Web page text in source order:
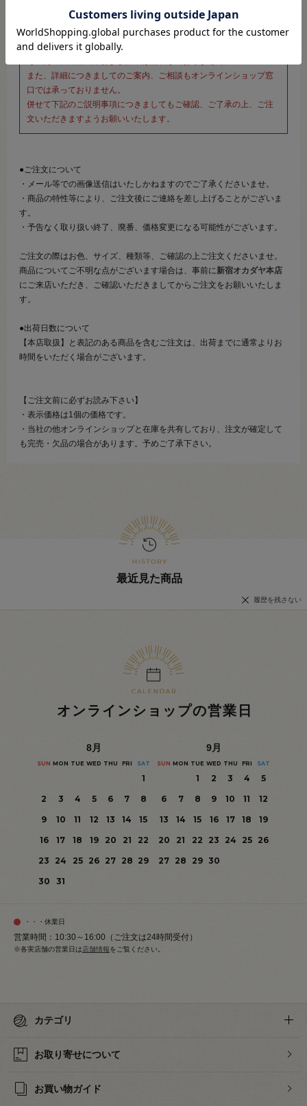
※新宿オカダヤ本店お取り扱い商品のご注文専用ページです※
こちらのページは、店頭にてあらかじめ商品詳細および商品コード
をご確認いただいた上でご注文いただけるページです。
また、詳細につきましてのご案内、ご相談もオンラインショップ窓
口では承っておりません。
併せて下記のご説明事項につきましてもご確認、ご了承の上、ご注
文いただきますようお願いいたします。
●ご注文について
・メール等での画像送信はいたしかねますのでご了承くださいませ。
・商品の特性等により、ご注文後にご連絡を差し上げることがございま
す。
・予告なく取り扱い終了、廃番、価格変更になる可能性がございます。
ご注文の際はお色、サイズ、種類等、ご確認の上ご注文くださいませ。
商品についてご不明な点がございます場合は、事前に新宿オカダヤ本店
にご来店いただき、ご確認いただきましてからご注文をお願いいたしま
す。
●出荷日数について
【本店取扱】と表記のある商品を含むご注文は、出荷までに通常よりお
時間をいただく場合がございます。
【ご注文前に必ずお読み下さい】
・表示価格は1個の価格です。
・当社の他オンラインショップと在庫を共有しており、注文が確定して
も完売・欠品の場合があります。予めご了承下さい。
最近見た商品
履歴を残さない
オンラインショップの営業日
8月
SUN MON TUE WED THU FRI SAT
1
2
3 4 5 6 7
8
9
10 11 12 13 14
15
16
17 18 19 20 21
22
23
24 25 26 27 28 29
30
31
9月
SUN MON TUE WED THU FRI SAT
1 2 3 4
5
6
7 8 9 10 11
12
13
14 15 16 17 18
19
20
21 22 23 24 25
26
27 28 29 30
・・・休業日
営業時間：10:30～16:00（ご注文は24時間受付）
※各実店舗の営業日は 店舗情報をご覧ください。
カテゴリ
お取り寄せについて
お買い物ガイド